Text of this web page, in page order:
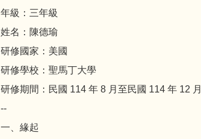
年級：三年級
姓名：陳德瑜
研修國家：美國
研修學校：聖馬丁大學
研修期間：民國 114 年 8 月至民國 114 年 12 月
--
一、緣起